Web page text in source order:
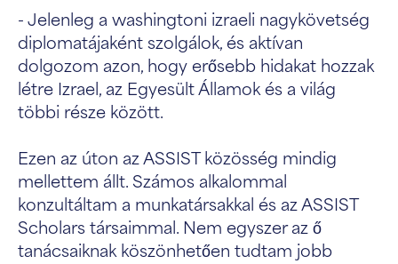
- Jelenleg a washingtoni izraeli nagykövetség
diplomatájaként szolgálok, és aktívan
dolgozom azon, hogy erősebb hidakat hozzak
létre Izrael, az Egyesült Államok és a világ
többi része között.
Ezen az úton az ASSIST közösség mindig
mellettem állt. Számos alkalommal
konzultáltam a munkatársakkal és az ASSIST
Scholars társaimmal. Nem egyszer az ő
tanácsaiknak köszönhetően tudtam jobb